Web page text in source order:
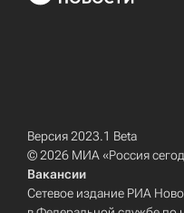
Версия 2023.1 Beta
© 2026 МИА «Россия
Вакансии
Сетевое издание РИА